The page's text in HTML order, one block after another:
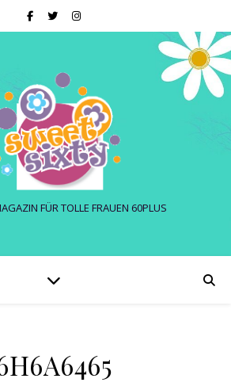
FÜR TOLLE FRAUEN 60PLUS